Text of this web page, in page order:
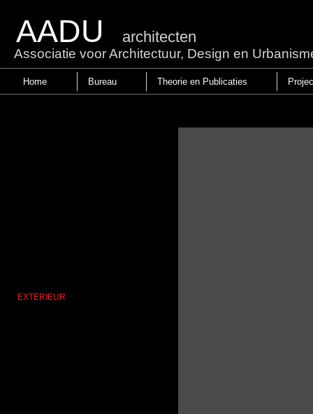
AADU architecten
Associatie voor Architectuur, Design en
Home Bureau Theorie en Publicaties
EXTERIEUR